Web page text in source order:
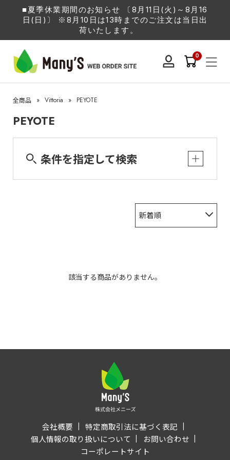
■夏季休業期間のお知らせ 〔8月11日(火)～8月16
日(日)〕 ※8月10日は13時までのご注文は当日出
荷いたします。
0
全商品 » Vittoria » PEYOTE
PEYOTE
条件を指定して検索
新着順
該当する商品がありません。
会社概要
特定商取引法に基づく表記
個人情報の取り扱いについて
お問い合わせ
コーポレートサイト